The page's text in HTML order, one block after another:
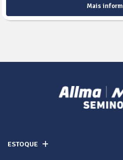
Mais
ESTOQUE